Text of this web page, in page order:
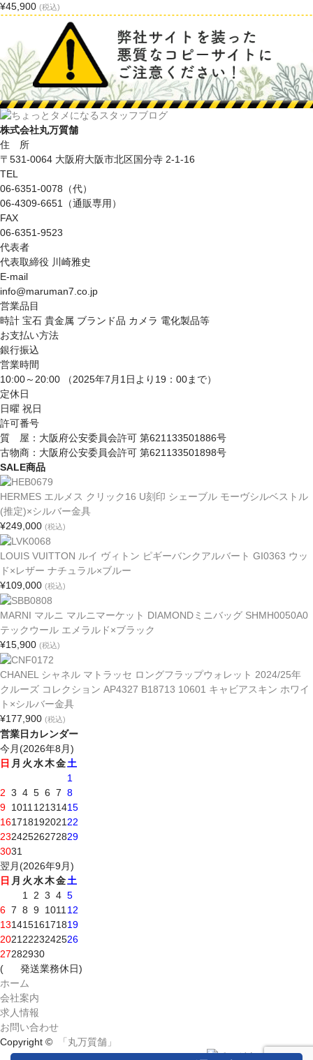
¥45,900 (税込)
株式会社丸万質舗
住 所
〒531-0064 大阪府大阪市北区国分寺 2-1-16
TEL
06-6351-0078（代）
06-4309-6651（通販専用）
FAX
06-6351-9523
代表者
代表取締役 川崎雅史
E-mail
info@maruman7.co.jp
営業品目
時計 宝石 貴金属 ブランド品 カメラ 電化製品等
お支払い方法
銀行振込
営業時間
10:00～20:00 （2025年7月1日より19：00まで）
定休日
日曜 祝日
許可番号
質 屋：大阪府公安委員会許可 第621133501886号
古物商：大阪府公安委員会許可 第621133501898号
SALE商品
HERMES エルメス クリック16 U刻印 シェーブル モーヴシルベストル
(推定)×シルバー金具
¥249,000 (税込)
LOUIS VUITTON ルイ ヴィトン ピギーバンクアルバート GI0363 ウッ
ド×レザー ナチュラル×ブルー
¥109,000 (税込)
MARNI マルニ マルニマーケット DIAMONDミニバッグ SHMH0050A0
テックウール エメラルド×ブラック
¥15,900 (税込)
CHANEL シャネル マトラッセ ロングフラップウォレット 2024/25年
クルーズ コレクション AP4327 B18713 10601 キャビアスキン ホワイ
ト×シルバー金具
¥177,900 (税込)
営業日カレンダー
今月(2026年8月)
日 月 火水木金土
1
2 3 4 5 6 7 8
9 101112131415
16171819202122
23242526272829
3031
翌月(2026年9月)
日 月 火水木金土
1 2 3 4 5
6 7 8 9 101112
13141516171819
20212223242526
27282930
(
発送業務休日)
ホーム
会社案内
求人情報
お問い合わせ
Copyright ©
「丸万質舗」